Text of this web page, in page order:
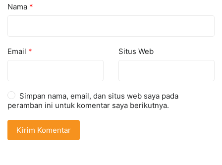
Nama *
Email * Situs Web
Simpan nama, email, dan situs web saya pada
peramban ini untuk komentar saya berikutnya.